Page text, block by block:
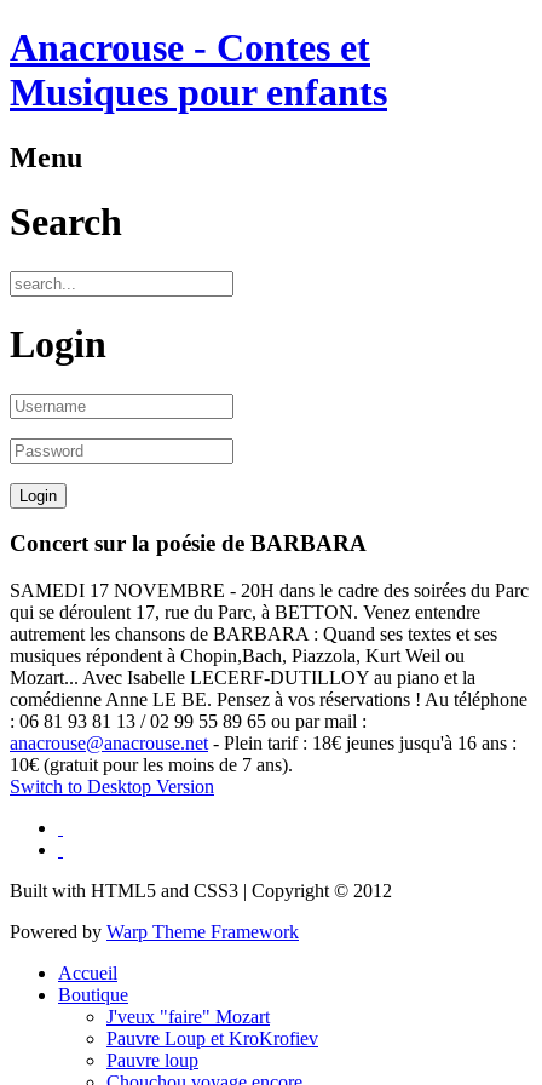
Anacrouse - Contes et
Musiques pour enfants
Menu
Search
Login
Concert sur la poésie de BARBARA
SAMEDI 17 NOVEMBRE - 20H dans le cadre des soirées du Parc
qui se déroulent 17, rue du Parc, à BETTON. Venez entendre
autrement les chansons de BARBARA : Quand ses textes et ses
musiques répondent à Chopin,Bach, Piazzola, Kurt Weil ou
Mozart... Avec Isabelle LECERF-DUTILLOY au piano et la
comédienne Anne LE BE. Pensez à vos réservations ! Au téléphone
: 06 81 93 81 13 / 02 99 55 89 65 ou par mail :
anacrouse@anacrouse.net - Plein tarif : 18€ jeunes jusqu'à 16 ans :
10€ (gratuit pour les moins de 7 ans).
Switch to Desktop Version
Built with HTML5 and CSS3 | Copyright © 2012
Powered by Warp Theme Framework
Accueil
Boutique
J'veux "faire" Mozart
Pauvre Loup et KroKrofiev
Pauvre loup